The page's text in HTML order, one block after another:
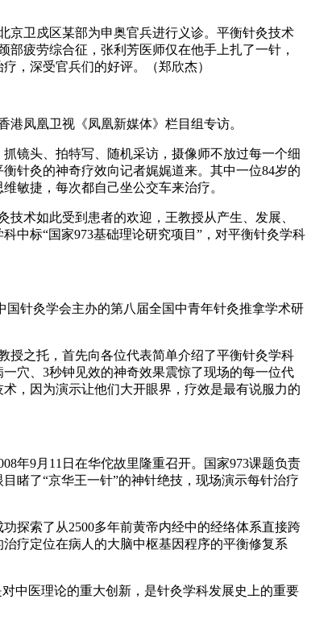
卫戍区某部为申奥官兵进行义诊。平衡针灸技术
疲劳综合征，张利芳医师仅在他手上扎了一针，
，深受官兵们的好评。（郑欣杰）
凤凰卫视《凤凰新媒体》栏目组专访。
镜头、拍特写、随机采访，摄像师不放过每一个细
针灸的神奇疗效向记者娓娓道来。其中一位84岁的
敏捷，每次都自己坐公交车来治疗。
术如此受到患者的欢迎，王教授从产生、发展、
中标“国家973基础理论研究项目”，对平衡针灸学科
针灸学会主办的第八届全国中青年针灸推拿学术研
之托，首先向各位代表简单介绍了平衡针灸学科
穴、3秒钟见效的神奇效果震惊了现场的每一位代
，因为演示让他们大开眼界，疗效是最有说服力的
9月11日在华佗故里隆重召开。国家973课题负责
睹了“京华王一针”的神针绝技，现场演示每针治疗
索了从2500多年前黄帝内经中的经络体系直接跨
疗定位在病人的大脑中枢基因程序的平衡修复系
中医理论的重大创新，是针灸学科发展史上的重要